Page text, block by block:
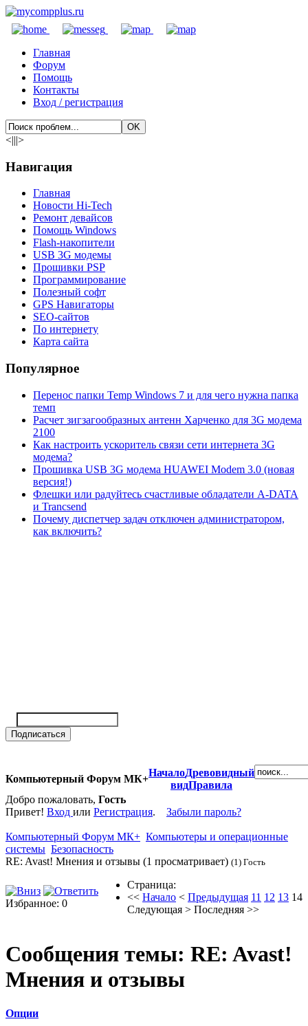
Главная
Форум
Помощь
Контакты
Вход / регистрация
<|||>
Навигация
Главная
Новости Hi-Tech
Ремонт девайсов
Помощь Windows
Flash-накопители
USB 3G модемы
Прошивки PSP
Программирование
Полезный софт
GPS Навигаторы
SEO-сайтов
По интернету
Карта сайта
Популярное
Перенос папки Temp Windows 7 и для чего нужна папка
темп
Расчет зигзагообразных антенн Харченко для 3G модема
2100
Как настроить ускоритель связи сети интернета 3G
модема?
Прошивка USB 3G модема HUAWEI Modem 3.0 (новая
версия!)
Флешки или радуйтесь счастливые обладатели A-DATA
и Trancsend
Почему диспетчер задач отключен администратором,
как включить?
Компьютерный Форум МК+
НачалоДревовидный
видПравила
Добро пожаловать, Гость
Привет! Вход или Регистрация. Забыли пароль?
Компьютерный Форум МК+ Компьютеры и операционные
системы Безопасность
RE: Avast! Мнения и отзывы (1 просматривает) (1) Гость
Избранное: 0
Страница:
<< Начало < Предыдущая 11 12 13 14
Следующая > Последняя >>
Сообщения темы: RE: Avast!
Мнения и отзывы
Опции